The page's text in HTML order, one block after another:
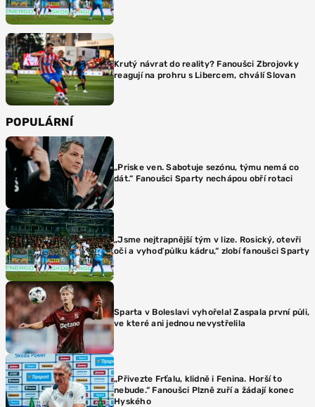
Krutý návrat do reality? Fanoušci Zbrojovky
reagují na prohru s Libercem, chválí Slovan
POPULÁRNÍ
„Priske ven. Sabotuje sezónu, týmu nemá co
dát.“ Fanoušci Sparty nechápou obří rotaci
„Jsme nejtrapnější tým v lize. Rosický, otevři
oči a vyhoď půlku kádru,“ zlobí fanoušci Sparty
Sparta v Boleslavi vyhořela! Zaspala první půli,
ve které ani jednou nevystřelila
„Přivezte Frťalu, klidně i Fenina. Horší to
nebude.“ Fanoušci Plzně zuří a žádají konec
Hyského